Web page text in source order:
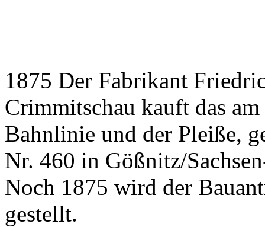
1875 Der Fabrikant
Crimmitschau kauft das
Bahnlinie und der Pleiße,
Nr. 460 in Gößnitz/
Noch 1875 wird der
gestellt.